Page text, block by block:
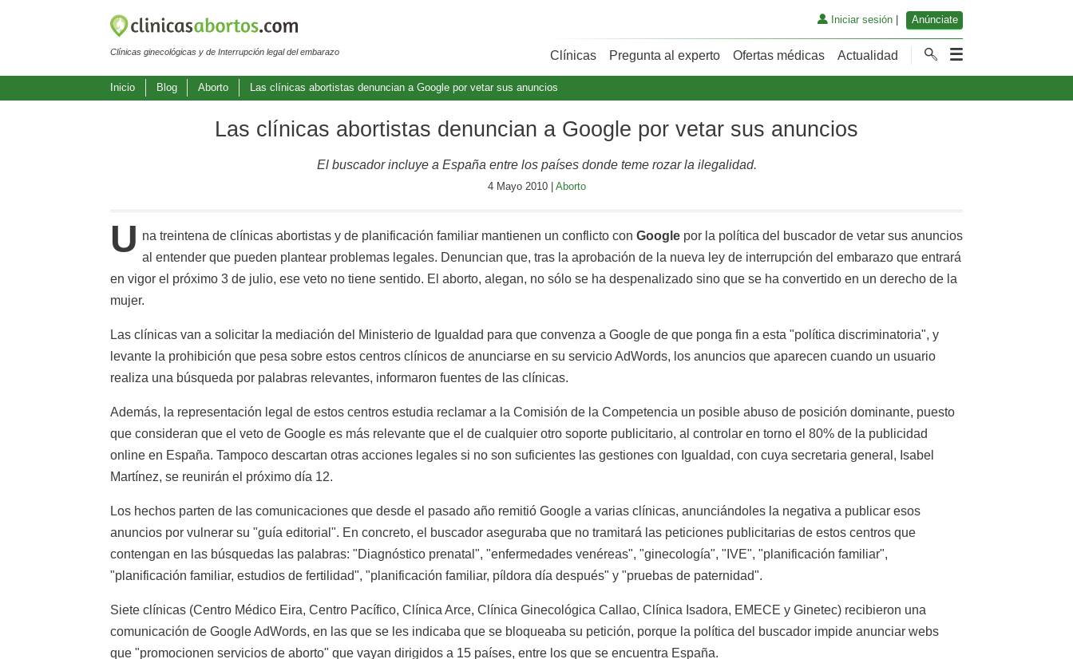
Clínicas ginecológicas y de Interrupción legal del embarazo
Iniciar sesión| Anúnciate
Clínicas Pregunta al experto Ofertas médicas Actualidad
Inicio Blog Aborto Las clínicas abortistas denuncian a Google por vetar sus anuncios
Las clínicas abortistas denuncian a Google por vetar sus anuncios
El buscador incluye a España entre los países donde teme rozar la ilegalidad.
4 Mayo 2010 | Aborto
U na treintena de clínicas abortistas y de planificación familiar mantienen un conflicto con Googlepor la política del buscador de vetar sus anuncios
al entender que pueden plantear problemas legales. Denuncian que, tras la aprobación de la nueva ley de interrupción del embarazo que entrará
en vigor el próximo 3 de julio, ese veto no tiene sentido. El aborto, alegan, no sólo se ha despenalizado sino que se ha convertido en un derecho de la
mujer.
Las clínicas van a solicitar la mediación del Ministerio de Igualdad para que convenza a Google de que ponga fin a esta "política discriminatoria", y
levante la prohibición que pesa sobre estos centros clínicos de anunciarse en su servicio AdWords, los anuncios que aparecen cuando un usuario
realiza una búsqueda por palabras relevantes, informaron fuentes de las clínicas.
Además, la representación legal de estos centros estudia reclamar a la Comisión de la Competencia un posible abuso de posición dominante, puesto
que consideran que el veto de Google es más relevante que el de cualquier otro soporte publicitario, al controlar en torno el 80% de la publicidad
online en España. Tampoco descartan otras acciones legales si no son suficientes las gestiones con Igualdad, con cuya secretaria general, Isabel
Martínez, se reunirán el próximo día 12.
Los hechos parten de las comunicaciones que desde el pasado año remitió Google a varias clínicas, anunciándoles la negativa a publicar esos
anuncios por vulnerar su "guía editorial". En concreto, el buscador aseguraba que no tramitará las peticiones publicitarias de estos centros que
contengan en las búsquedas las palabras: "Diagnóstico prenatal", "enfermedades venéreas", "ginecología", "IVE", "planificación familiar",
"planificación familiar, estudios de fertilidad", "planificación familiar, píldora día después" y "pruebas de paternidad".
Siete clínicas (Centro Médico Eira, Centro Pacífico, Clínica Arce, Clínica Ginecológica Callao, Clínica Isadora, EMECE y Ginetec) recibieron una
comunicación de Google AdWords, en las que se les indicaba que se bloqueaba su petición, porque la política del buscador impide anunciar webs
que "promocionen servicios de aborto" que vayan dirigidos a 15 países, entre los que se encuentra España.